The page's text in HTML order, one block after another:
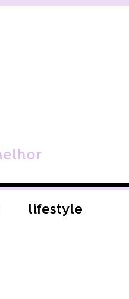
lifestyle